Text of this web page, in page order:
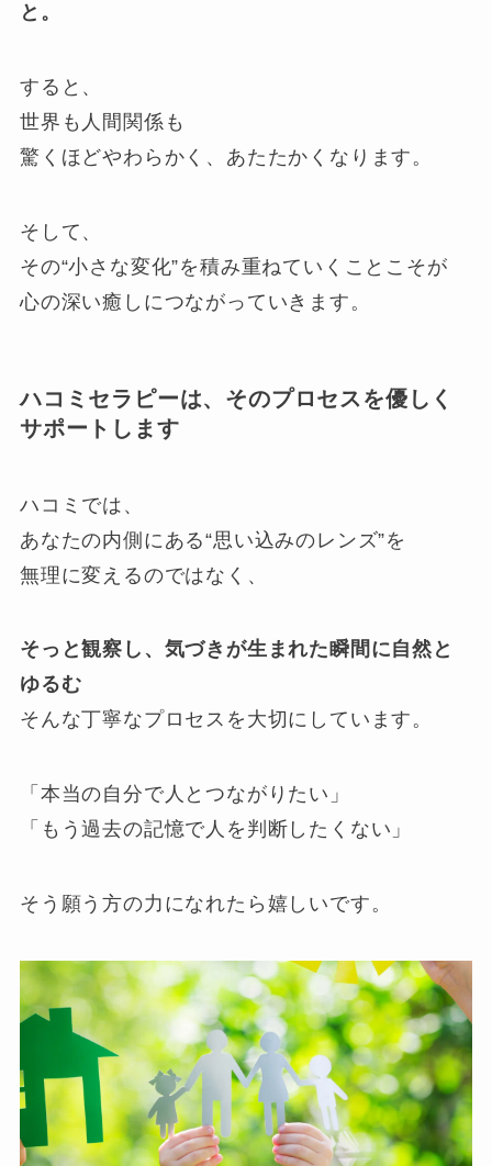
と。
すると、
世界も人間関係も
驚くほどやわらかく、あたたかくなります。
そして、
その“小さな変化”を積み重ねていくことこそが
心の深い癒しにつながっていきます。
ハコミセラピーは、そのプロセスを優しく
サポートします
ハコミでは、
あなたの内側にある“思い込みのレンズ”を
無理に変えるのではなく、
そっと観察し、気づきが生まれた瞬間に自然と
ゆるむ
そんな丁寧なプロセスを大切にしています。
「本当の自分で人とつながりたい」
「もう過去の記憶で人を判断したくない」
そう願う方の力になれたら嬉しいです。